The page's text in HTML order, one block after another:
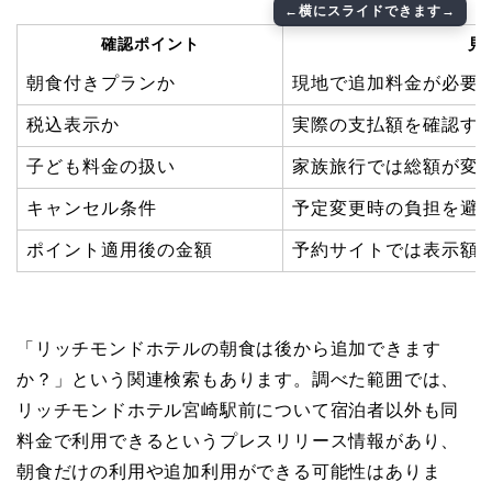
確認ポイント 見
朝食付きプランか 現地で追加料金が必要
税込表示か 実際の支払額を確認す
子ども料金の扱い 家族旅行では総額が変
キャンセル条件 予定変更時の負担を避
ポイント適用後の金額 予約サイトでは表示額
「リッチモンドホテルの朝食は後から追加できます
か？」という関連検索もあります。調べた範囲では、
リッチモンドホテル宮崎駅前について宿泊者以外も同
料金で利用できるというプレスリリース情報があり、
朝食だけの利用や追加利用ができる可能性はありま